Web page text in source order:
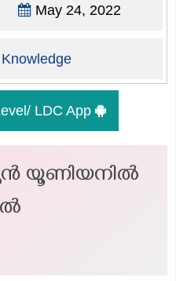
May 24, 2022
LDC App
യൂണിയനിൽ